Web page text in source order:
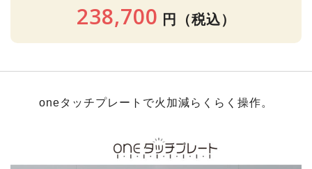
238,700 円 （税込）
oneタッチプレートで火加減らくらく操作。